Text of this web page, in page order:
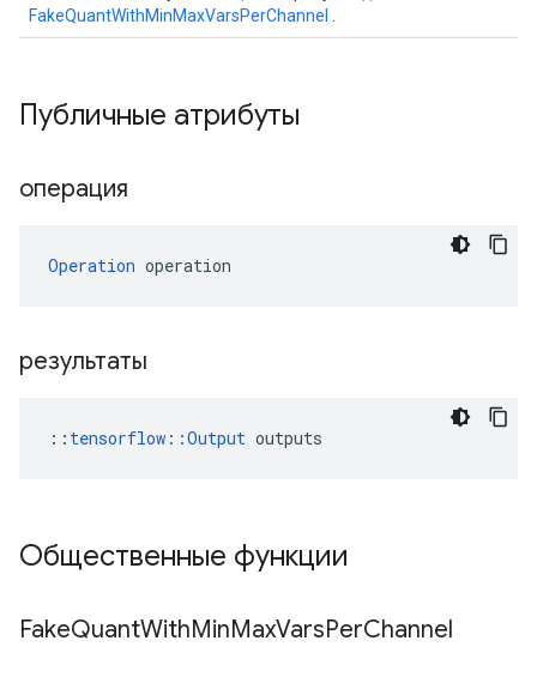
FakeQuantWithMinMaxVarsPerChannel
Публичные атрибуты
операция
Operation operation
результаты
:: tensorflow::Output outputs
Общественные функции
FakeQuantWithMinMaxVarsPerChannel